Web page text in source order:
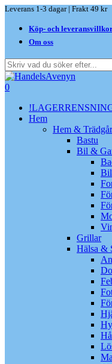
Skip
main
content
Leverans 1-3 dagar | Frakt 49 kr
Köp- och
Om oss
Close
Search
search
0
Hem
Hem &
Bastu
Bil &
Grillar
Hälsa &